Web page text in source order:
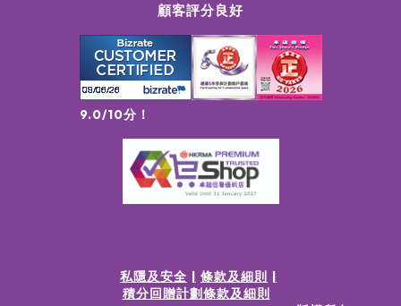
顧客評分良好
9.0/10分！
私隱及安全
條款及細則
積分回贈計劃條款及細則